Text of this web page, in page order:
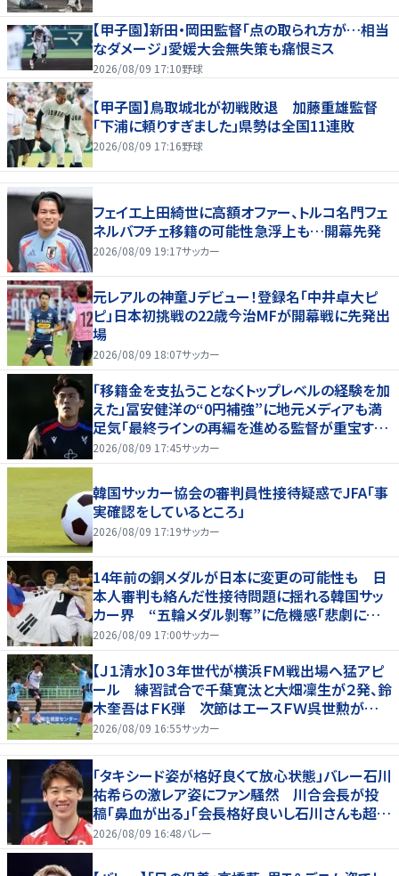
【甲子園】新田・岡田監督「点の取られ方が…相当
なダメージ」愛媛大会無失策も痛恨ミス
2026/08/09 17:10野球
【甲子園】鳥取城北が初戦敗退 加藤重雄監督
「下浦に頼りすぎました」県勢は全国11連敗
2026/08/09 17:16野球
フェイエ上田綺世に高額オファー、トルコ名門フェ
ネルバフチェ移籍の可能性急浮上も…開幕先発
2026/08/09 19:17サッカー
元レアルの神童Ｊデビュー！登録名「中井卓大ピ
ピ」日本初挑戦の22歳今治MFが開幕戦に先発出
場
2026/08/09 18:07サッカー
「移籍金を支払うことなくトップレベルの経験を加
えた」冨安健洋の“0円補強”に地元メディアも満
足気「最終ラインの再編を進める監督が重宝する
柔軟性を備えている」
2026/08/09 17:45サッカー
韓国サッカー協会の審判員性接待疑惑でJFA「事
実確認をしているところ」
2026/08/09 17:19サッカー
14年前の銅メダルが日本に変更の可能性も 日
本人審判も絡んだ性接待問題に揺れる韓国サッ
カー界 “五輪メダル剝奪”に危機感「悲劇に見
舞われる」
2026/08/09 17:00サッカー
【Ｊ１清水】０３年世代が横浜ＦＭ戦出場へ猛アピ
ール 練習試合で千葉寛汰と大畑凜生が２発、鈴
木奎吾はＦＫ弾 次節はエースＦＷ呉世勲が出
場停止
2026/08/09 16:55サッカー
「タキシード姿が格好良くて放心状態」バレー石川
祐希らの激レア姿にファン騒然 川合会長が投
稿「鼻血が出る」「会長格好良いし石川さんも超格
好いい」
2026/08/09 16:48バレー